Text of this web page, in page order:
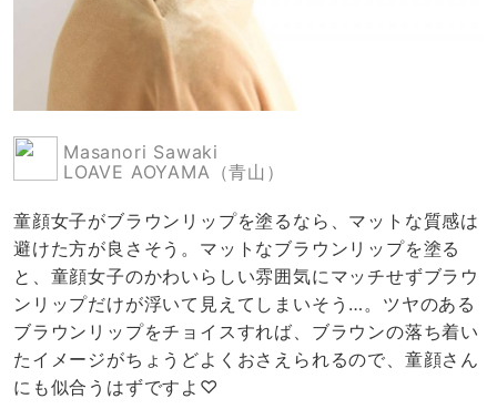
Masanori Sawaki
LOAVE AOYAMA（青山）
童顔女子がブラウンリップを塗るなら、マットな質感は
避けた方が良さそう。マットなブラウンリップを塗る
と、童顔女子のかわいらしい雰囲気にマッチせずブラウ
ンリップだけが浮いて見えてしまいそう…。ツヤのある
ブラウンリップをチョイスすれば、ブラウンの落ち着い
たイメージがちょうどよくおさえられるので、童顔さん
にも似合うはずですよ♡